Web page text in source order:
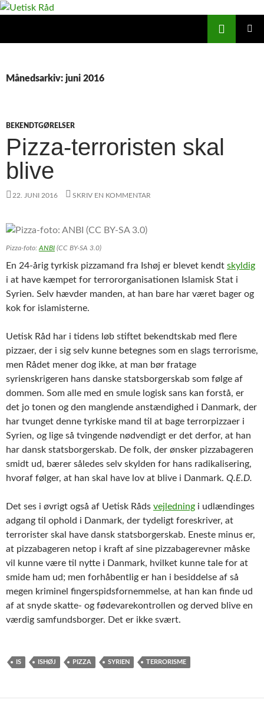
Hop
Månedsarkiv: juni 2016
BEKENDTGØRELSER
Pizza-terroristen skal
blive
22. JUNI 2016 SKRIV EN KOMMENTAR
Pizza-foto: ANBI (CC BY-SA 3.0)
En 24-årig tyrkisk pizzamand fra Ishøj er blevet kendt skyldig
i at have kæmpet for terrororganisationen Islamisk Stat i
Syrien. Selv hævder manden, at han bare har været bager og
kok for islamisterne.
Uetisk Råd har i tidens løb stiftet bekendtskab med flere
pizzaer, der i sig selv kunne betegnes som en slags terrorisme,
men Rådet mener dog ikke, at man bør fratage
syrienskrigeren hans danske statsborgerskab som følge af
dommen. Som alle med en smule logisk sans kan forstå, er
det jo tonen og den manglende anstændighed i Danmark, der
har tvunget denne tyrkiske mand til at bage terrorpizzaer i
Syrien, og lige så tvingende nødvendigt er det derfor, at han
har dansk statsborgerskab. De folk, der ønsker pizzabageren
smidt ud, bærer således selv skylden for hans radikalisering,
hvoraf følger, at han skal have lov at blive i Danmark. Q.E.D.
Det ses i øvrigt også af Uetisk Råds vejledning i udlændinges
adgang til ophold i Danmark, der tydeligt foreskriver, at
terrorister skal have dansk statsborgerskab. Eneste minus er,
at pizzabageren netop i kraft af sine pizzabagerevner måske
vil kunne være til nytte i Danmark, hvilket kunne tale for at
smide ham ud; men forhåbentlig er han i besiddelse af så
megen kriminel fingerspidsfornemmelse, at han kan finde ud
af at snyde skatte- og fødevarekontrollen og derved blive en
værdig samfundsborger. Det er ikke svært.
IS ISHØJ PIZZA SYRIEN TERRORISME